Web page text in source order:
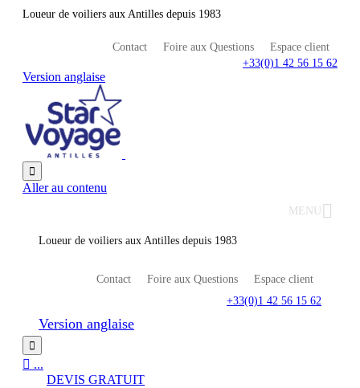
Loueur de voiliers aux Antilles depuis 1983
Contact Foire aux Questions
Espace client
+33(0)1 42 56 15 62
Version anglaise

Aller au contenu
MENU
Loueur de voiliers aux Antilles depuis 1983
Contact Foire aux Questions
Espace client
+33(0)1 42 56 15 62
Version anglaise

 ...
DEVIS GRATUIT